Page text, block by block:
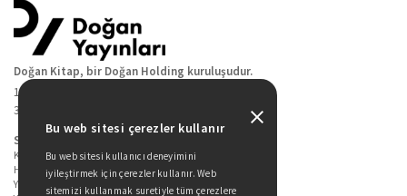
Doğan Kitap, bir Doğan Holding kuruluşudur.
19 Mayıs Cad. Golden Plaza No:1 Kat:10
34360 / Şişli / İstanbul
Sitede Yer Alan Sayfalar
Kitaplarımız
Hakkımızda
Yazarlarımız
Bu web sitesi çerezler kullanır
Bu web sitesi kullanıcı deneyimini
iyileştirmek için çerezler kullanır. Web
sitemizi kullanmak suretiyle tüm çerezlere